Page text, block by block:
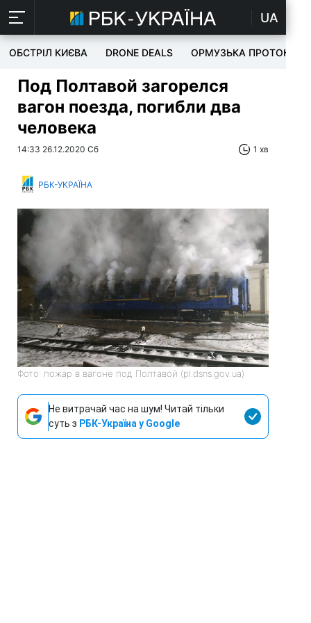
UA
ОБСТРІЛ КИЄВА DRONE DEALS ОРМУЗЬКА ПРОТОКА
Под Полтавой загорелся
вагон поезда, погибли два
человека
14:33 26.12.2020 Сб 1 хв
РБК-УКРАЇНА
Фото: пожар в вагоне под Полтавой (pl.dsns.gov.ua)
Не витрачай час на шум! Читай тільки
суть з РБК-Україна у Google